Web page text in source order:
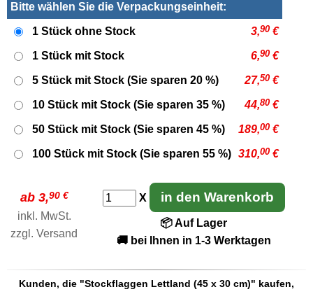
Bitte wählen Sie die Verpackungseinheit:
1 Stück ohne Stock 3,90 €
1 Stück mit Stock 6,90 €
5 Stück mit Stock (Sie sparen 20 %) 27,50 €
10 Stück mit Stock (Sie sparen 35 %) 44,80 €
50 Stück mit Stock (Sie sparen 45 %) 189,00 €
100 Stück mit Stock (Sie sparen 55 %) 310,00 €
ab 3,90 €
inkl. MwSt.
zzgl. Versand
X in den Warenkorb
📦 Auf Lager
🚚 bei Ihnen in 1-3 Werktagen
Kunden, die "Stockflaggen Lettland (45 x 30 cm)" kaufen,